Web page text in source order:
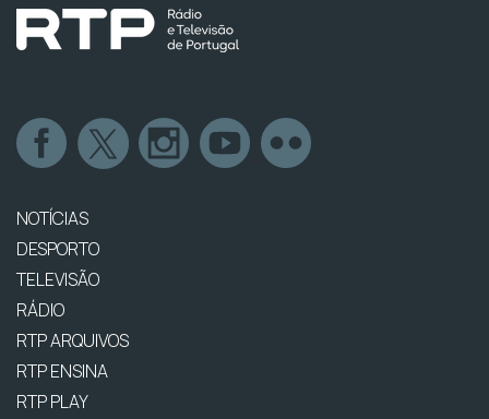
NOTÍCIAS
DESPORTO
TELEVISÃO
RÁDIO
RTP ARQUIVOS
RTP ENSINA
RTP PLAY